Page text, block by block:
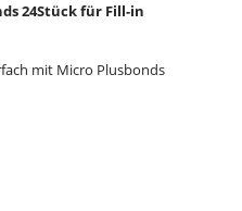
24Stück für Fill-in
mit Micro Plusbonds